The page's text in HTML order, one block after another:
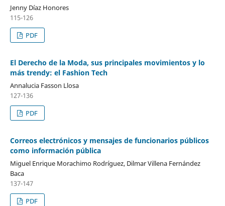
Jenny Díaz Honores
115-126
PDF
El Derecho de la Moda, sus principales movimientos y lo
más trendy: el Fashion Tech
Annalucia Fasson Llosa
127-136
PDF
Correos electrónicos y mensajes de funcionarios públicos
como información pública
Miguel Enrique Morachimo Rodríguez, Dilmar Villena Fernández
Baca
137-147
PDF